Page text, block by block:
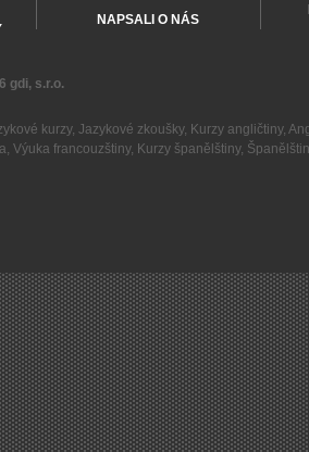
NAPSALI O NÁS
gdi, s.r.o.
kurzy, Jazykové zkoušky, Kurzy angličtiny,
,Výuka francouzštiny, Kurzy španělštiny,